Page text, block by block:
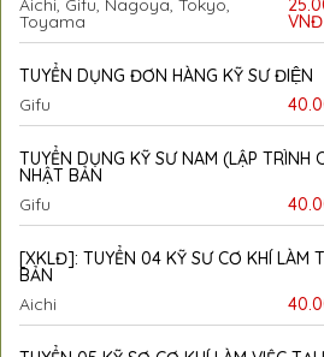
Aichi, Gifu, Nagoya, Tokyo,
Toyama VNĐ
TUYỂN DỤNG ĐƠN HÀNG KỸ SƯ ĐIỆN
Gifu
TUYỂN DỤNG KỸ SƯ NAM (LẬP TRÌNH
NHẬT BẢN
Gifu
[XKLĐ]: TUYỂN 04 KỸ SƯ CƠ KHÍ LÀM
BẢN
Aichi